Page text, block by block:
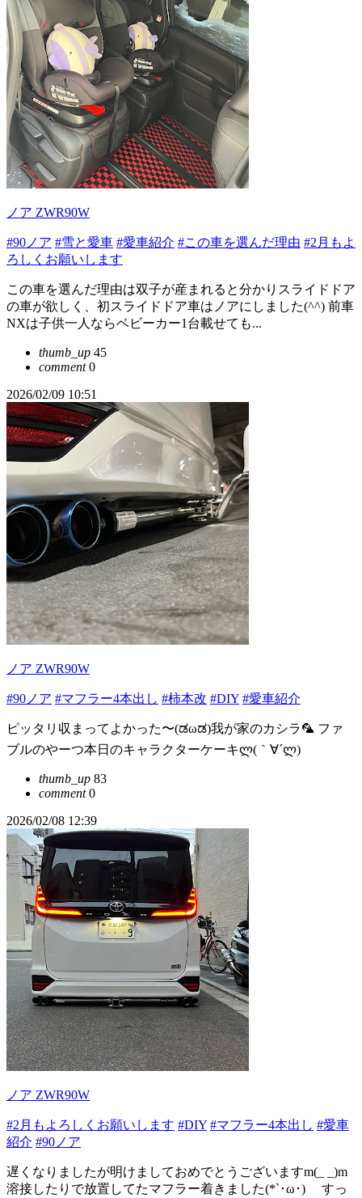
ノア ZWR90W
#90ノア #雪と愛車 #愛車紹介 #この車を選んだ理由 #2月もよ
ろしくお願いします
この車を選んだ理由は双子が産まれると分かりスライドドア
の車が欲しく、初スライドドア車はノアにしました(^^) 前車
NXは子供一人ならベビーカー1台載せても...
thumb_up 45
comment0
2026/02/09 10:51
ノア ZWR90W
#90ノア #マフラー4本出し #柿本改 #DIY #愛車紹介
ピッタリ収まってよかった〜(ಡωಡ)我が家のカシラ‪🦜‬ ファ
ブルのやーつ本日のキャラクターケーキლ(｀∀´ლ)
thumb_up 83
comment0
2026/02/08 12:39
ノア ZWR90W
#2月もよろしくお願いします #DIY #マフラー4本出し #愛車
紹介 #90ノア
遅くなりましたが明けましておめでとうございますm(_ _)m
溶接したりで放置してたマフラー着きました(*`･ω･)ゞ すっ